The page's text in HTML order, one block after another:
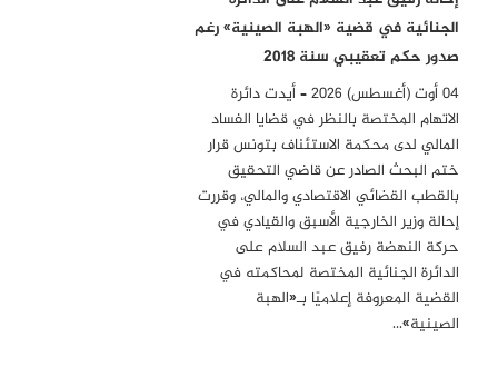
الجنائية في قضية «الهبة الصينية» رغم
صدور حكم تعقيبي سنة 2018
04 أوت (أغسطس) 2026 – أيدت دائرة
الاتهام المختصة بالنظر في قضايا الفساد
المالي لدى محكمة الاستئناف بتونس قرار
ختم البحث الصادر عن قاضي التحقيق
بالقطب القضائي الاقتصادي والمالي، وقررت
إحالة وزير الخارجية الأسبق والقيادي في
حركة النهضة رفيق عبد السلام على
الدائرة الجنائية المختصة لمحاكمته في
القضية المعروفة إعلاميًا بـ«الهبة
الصينية»…